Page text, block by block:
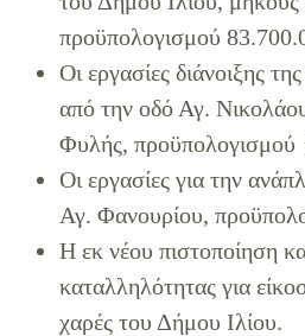
προϋπολογισμού
Οι εργασίες διάνοιξης
από την οδό Αγ.
Φυλής,
Οι εργασίες για την
Αγ. Φανουρίου,
Η εκ νέου πιστοποίηση
καταλληλότητας για
χαρές του Δήμου Ιλίου.